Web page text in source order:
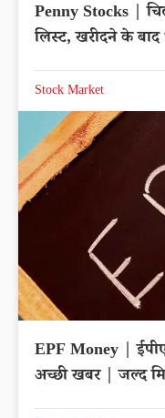
Penny Stocks |
लिस्ट, खरीदने के बाद
Stock Market
EPF Money |
अच्छी खबर | जल्द